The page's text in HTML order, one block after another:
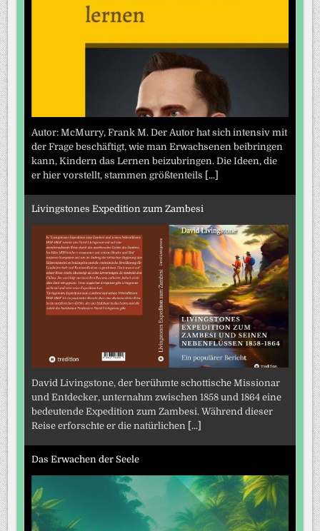
Autor: McMurry, Frank M. Der Autor hat sich intensiv mit
der Frage beschäftigt, wie man Erwachsenen beibringen
kann, Kindern das Lernen beizubringen. Die Ideen, die
er hier vorstellt, stammen größtenteils [...]
Livingstones Expedition zum Zambesi
David Livingstone, der berühmte schottische Missionar
und Entdecker, unternahm zwischen 1858 und 1864 eine
bedeutende Expedition zum Zambesi. Während dieser
Reise erforschte er die natürlichen [...]
Das Erwachen der Seele